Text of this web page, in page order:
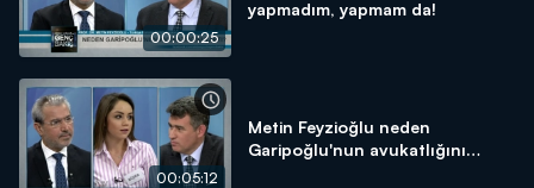
00:00:25
yapmadım, yapmam da!
00:05:12
Metin Feyzioğlu neden
Garipoğlu'nun avukatlığını